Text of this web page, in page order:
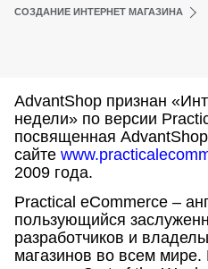
СОЗДАНИЕ ИНТЕРНЕТ МАГАЗИНА
AdvantShop признан
недели» по версии
посвященная
сайте
2009 года.
Practical eCommerce –
пользующийся
разработчиков и
магазинов во всем мире.